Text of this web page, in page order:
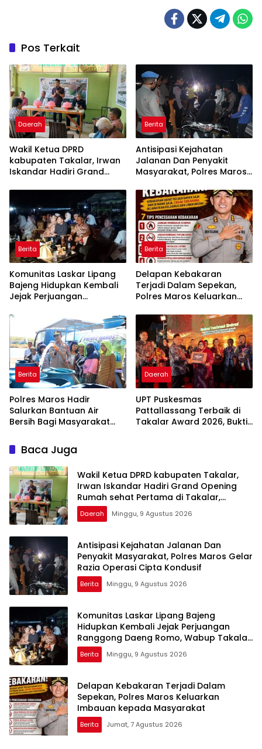
Pos Terkait
Daerah
Wakil Ketua DPRD
kabupaten Takalar, Irwan
Iskandar Hadiri Grand
Pertama di Takalar,
Melayani Terapis Gratis
untuk Pasien Dhuafa dan
umum.
Berita
Antisipasi Kejahatan
Jalanan Dan Penyakit
Masyarakat, Polres Maros
Kondusif
Berita
Komunitas Laskar Lipang
Bajeng Hidupkan Kembali
Jejak Perjuangan
Wabup Takalar: Apresiasi
Bahwa Sejarah Adalah
Warisan yang Tak Ternilai”.
Berita
Delapan Kebakaran
Terjadi Dalam Sepekan,
Polres Maros Keluarkan
Masyarakat
Berita
Polres Maros Hadir
Salurkan Bantuan Air
Bersih Bagi Masyarakat
Di Maros
Daerah
UPT Puskesmas
Pattallassang Terbaik di
Takalar Award 2026, Bukti
Baca Juga
Wakil Ketua DPRD kabupaten Takalar,
Irwan Iskandar Hadiri Grand Opening
Rumah sehat Pertama di Takalar,
Melayani Terapis Gratis untuk Pasien
Dhuafa dan umum.
Daerah Minggu, 9 Agustus 2026
Antisipasi Kejahatan Jalanan Dan
Penyakit Masyarakat, Polres Maros Gelar
Razia Operasi Cipta Kondusif
Berita Minggu, 9 Agustus 2026
Komunitas Laskar Lipang Bajeng
Hidupkan Kembali Jejak Perjuangan
Ranggong Daeng Romo, Wabup Takalar:
Apresiasi Bahwa Sejarah Adalah
Warisan yang Tak Ternilai”.
Berita Minggu, 9 Agustus 2026
Delapan Kebakaran Terjadi Dalam
Sepekan, Polres Maros Keluarkan
Imbauan kepada Masyarakat
Berita Jumat, 7 Agustus 2026